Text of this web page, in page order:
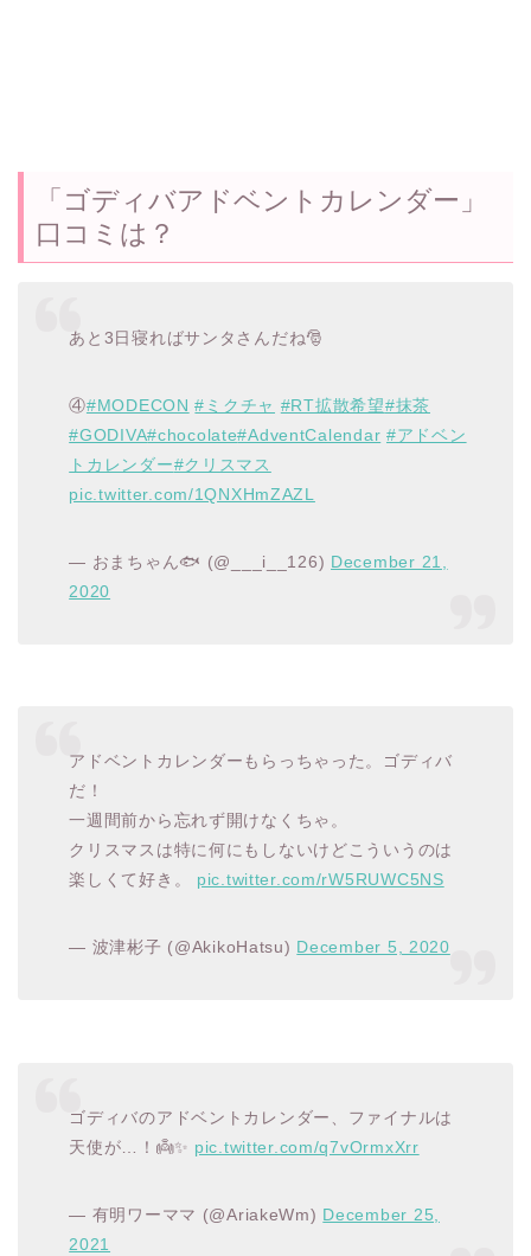
「ゴディバアドベントカレンダー」
口コミは？
あと3日寝ればサンタさんだね🎅
④#MODECON #ミクチャ #RT拡散希望#抹茶
#GODIVA#chocolate#AdventCalendar #アドベン
トカレンダー#クリスマス
pic.twitter.com/1QNXHmZAZL
— おまちゃん🐟 (@___i__126) December 21,
2020
アドベントカレンダーもらっちゃった。ゴディバ
だ！
一週間前から忘れず開けなくちゃ。
クリスマスは特に何にもしないけどこういうのは
楽しくて好き。 pic.twitter.com/rW5RUWC5NS
— 波津彬子 (@AkikoHatsu) December 5, 2020
ゴディバのアドベントカレンダー、ファイナルは
天使が…！👼✨ pic.twitter.com/q7vOrmxXrr
— 有明ワーママ (@AriakeWm) December 25,
2021